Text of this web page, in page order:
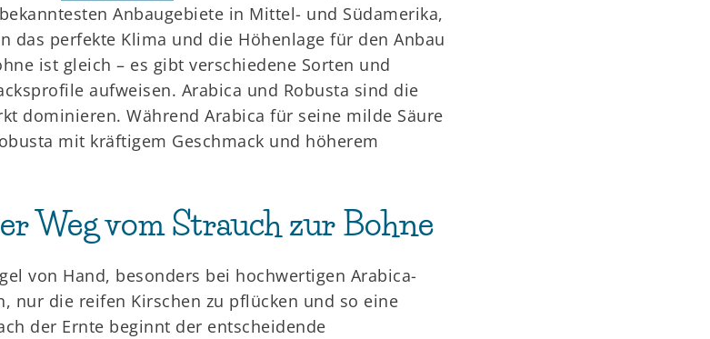
Anbaugebiete in Mittel- und Südamerika,
das perfekte Klima und die Höhenlage für den Anbau
ist gleich – es gibt verschiedene Sorten und
aufweisen. Arabica und Robusta sind die
dominieren. Während Arabica für seine milde Säure
mit kräftigem Geschmack und höherem
Weg vom Strauch zur Bohne
von Hand, besonders bei hochwertigen Arabica-
nur die reifen Kirschen zu pflücken und so eine
der Ernte beginnt der entscheidende